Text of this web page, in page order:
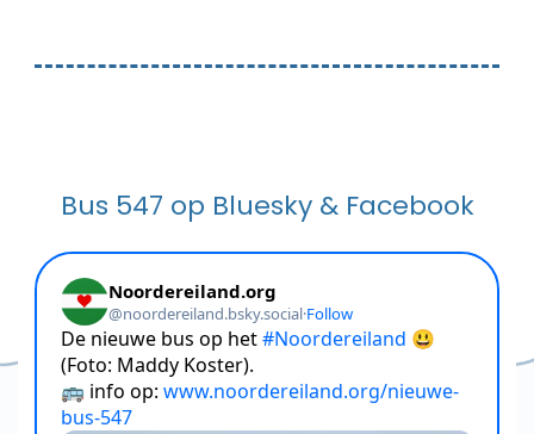
Bus 547 op Bluesky & Facebook